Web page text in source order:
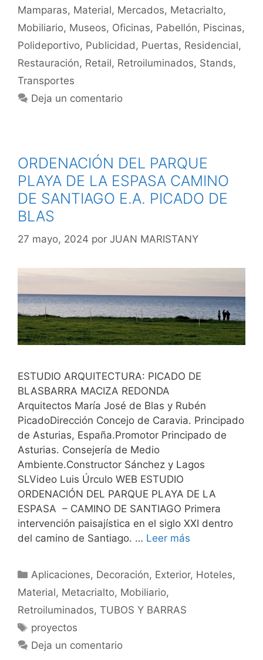
Mamparas, Material, Mercados, Metacrialto,
Mobiliario, Museos, Oficinas, Pabellón, Piscinas,
Polideportivo, Publicidad, Puertas, Residencial,
Restauración, Retail, Retroiluminados, Stands,
Transportes
Deja un comentario
ORDENACIÓN DEL PARQUE
PLAYA DE LA ESPASA CAMINO
DE SANTIAGO E.A. PICADO DE
BLAS
27 mayo, 2024 por JUAN MARISTANY
ESTUDIO ARQUITECTURA: PICADO DE
BLASBARRA MACIZA REDONDA
Arquitectos María José de Blas y Rubén
PicadoDirección Concejo de Caravia. Principado
de Asturias, España.Promotor Principado de
Asturias. Consejería de Medio
Ambiente.Constructor Sánchez y Lagos
SLVideo Luis Úrculo WEB ESTUDIO
ORDENACIÓN DEL PARQUE PLAYA DE LA
ESPASA – CAMINO DE SANTIAGO Primera
intervención paisajística en el siglo XXI dentro
del camino de Santiago. … Leer más
Aplicaciones, Decoración, Exterior, Hoteles,
Material, Metacrialto, Mobiliario,
Retroiluminados, TUBOS Y BARRAS
proyectos
Deja un comentario